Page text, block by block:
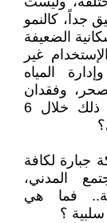
جداً، كالنمو
الضعيفة
غير
المياه
وفقدان
التنوع البيولوجي،الخ.. كيف ستحقق كل ذلك خلال 6
جبارة لكافة
المدني،
فما هي
؟